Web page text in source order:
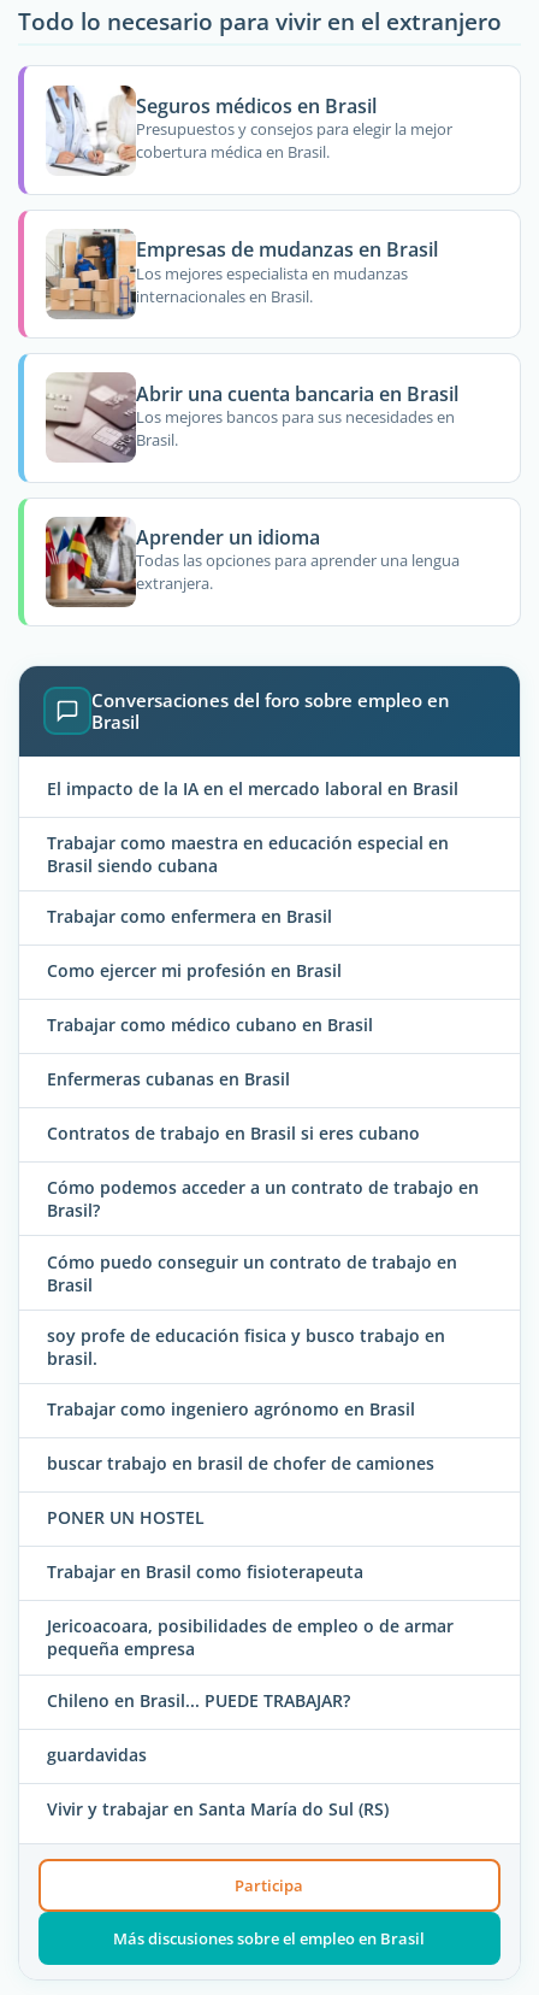
Todo lo necesario para vivir en el extranjero
Seguros médicos en Brasil
Presupuestos y consejos para elegir la mejor
cobertura médica en Brasil.
Empresas de mudanzas en Brasil
Los mejores especialista en mudanzas
internacionales en Brasil.
Abrir una cuenta bancaria en Brasil
Los mejores bancos para sus necesidades en
Brasil.
Aprender un idioma
Todas las opciones para aprender una lengua
extranjera.
Conversaciones del foro sobre empleo en
Brasil
El impacto de la IA en el mercado laboral en Brasil
Trabajar como maestra en educación especial en
Brasil siendo cubana
Trabajar como enfermera en Brasil
Como ejercer mi profesión en Brasil
Trabajar como médico cubano en Brasil
Enfermeras cubanas en Brasil
Contratos de trabajo en Brasil si eres cubano
Cómo podemos acceder a un contrato de trabajo en
Brasil?
Cómo puedo conseguir un contrato de trabajo en
Brasil
soy profe de educación fisica y busco trabajo en
brasil.
Trabajar como ingeniero agrónomo en Brasil
buscar trabajo en brasil de chofer de camiones
PONER UN HOSTEL
Trabajar en Brasil como fisioterapeuta
Jericoacoara, posibilidades de empleo o de armar
pequeña empresa
Chileno en Brasil... PUEDE TRABAJAR?
guardavidas
Vivir y trabajar en Santa María do Sul (RS)
Participa
Más discusiones sobre el empleo en Brasil